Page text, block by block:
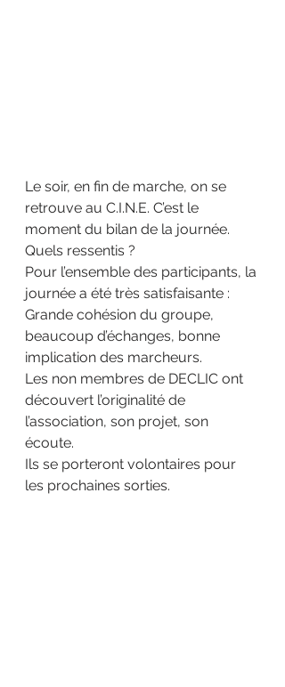
Le soir, en fin de marche, on se
retrouve au C.I.N.E. C’est le
moment du bilan de la journée.
Quels ressentis ?
Pour l’ensemble des participants, la
journée a été très satisfaisante :
Grande cohésion du groupe,
beaucoup d’échanges, bonne
implication des marcheurs.
Les non membres de DECLIC ont
découvert l’originalité de
l’association, son projet, son
écoute.
Ils se porteront volontaires pour
les prochaines sorties.